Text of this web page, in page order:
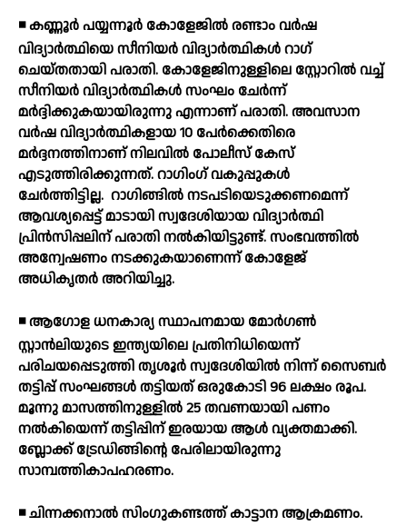
◾ കണ്ണൂര്‍ പയ്യന്നൂര്‍ കോളേജില്‍ രണ്ടാം വര്‍ഷ
വിദ്യാര്‍ത്ഥിയെ സീനിയര്‍ വിദ്യാര്‍ത്ഥികള്‍ റാഗ്
ചെയ്തതായി പരാതി. കോളേജിനുള്ളിലെ സ്റ്റോറില്‍ വച്ച്
സീനിയര്‍ വിദ്യാര്‍ത്ഥികള്‍ സംഘം ചേര്‍ന്ന്
മര്‍ദ്ദിക്കുകയായിരുന്നു എന്നാണ് പരാതി. അവസാന
വര്‍ഷ വിദ്യാര്‍ത്ഥികളായ 10 പേര്‍ക്കെതിരെ
മര്‍ദ്ദനത്തിനാണ് നിലവില്‍ പോലീസ് കേസ്
എടുത്തിരിക്കുന്നത്. റാഗിംഗ് വകുപ്പുകള്‍
ചേര്‍ത്തിട്ടില്ല. റാഗിങ്ങില്‍ നടപടിയെടുക്കണമെന്ന്
ആവശ്യപ്പെട്ട് മാടായി സ്വദേശിയായ വിദ്യാര്‍ത്ഥി
പ്രിന്‍സിപ്പലിന് പരാതി നല്‍കിയിട്ടുണ്ട്. സംഭവത്തില്‍
അന്വേഷണം നടക്കുകയാണെന്ന് കോളേജ്
അധികൃതര്‍ അറിയിച്ചു.
◾ ആഗോള ധനകാര്യ സ്ഥാപനമായ മോര്‍ഗണ്‍
സ്റ്റാന്‍ലിയുടെ ഇന്ത്യയിലെ പ്രതിനിധിയെന്ന്
പരിചയപ്പെടുത്തി തൃശൂര്‍ സ്വദേശിയില്‍ നിന്ന് സൈബര്‍
തട്ടിപ്പ് സംഘങ്ങള്‍ തട്ടിയത് ഒരുകോടി 96 ലക്ഷം രൂപ.
മൂന്നു മാസത്തിനുള്ളില്‍ 25 തവണയായി പണം
നല്‍കിയെന്ന് തട്ടിപ്പിന് ഇരയായ ആള്‍ വ്യക്തമാക്കി.
ബ്ലോക്ക് ട്രേഡിങ്ങിന്റെ പേരിലായിരുന്നു
സാമ്പത്തികാപഹരണം.
◾ ചിന്നക്കനാല്‍ സിംഗുകണ്ടത്ത് കാട്ടാന ആക്രമണം.